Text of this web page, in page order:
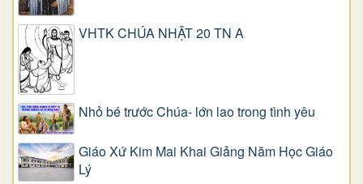
VHTK CHÚA NHẬT 20 TN A
Nhỏ bé trước Chúa- lớn lao trong tình yêu
Giáo Xứ Kim Mai Khai Giảng Năm Học Giáo
Lý